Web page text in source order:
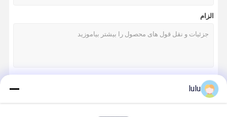
الزام
lulu